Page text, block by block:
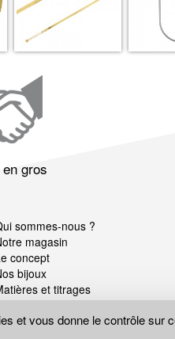
gros
sommes-nous ?
magasin
concept
bijoux
et titrages
et vous donne le contrôle sur